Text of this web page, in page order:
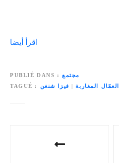
اقرأ أيضا
PUBLIÉ DANS
مجتمع
TAGUÉ
العمّال المغاربة| فيزا شنغن